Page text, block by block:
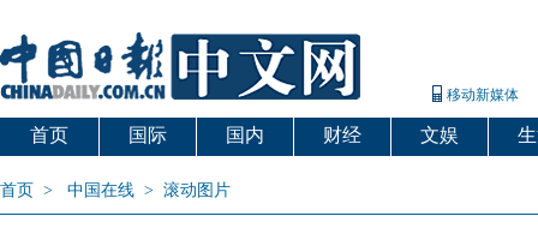
移动新媒体
首页 国际 国内 财经 文娱
首页 > 中国在线 > 滚动图片